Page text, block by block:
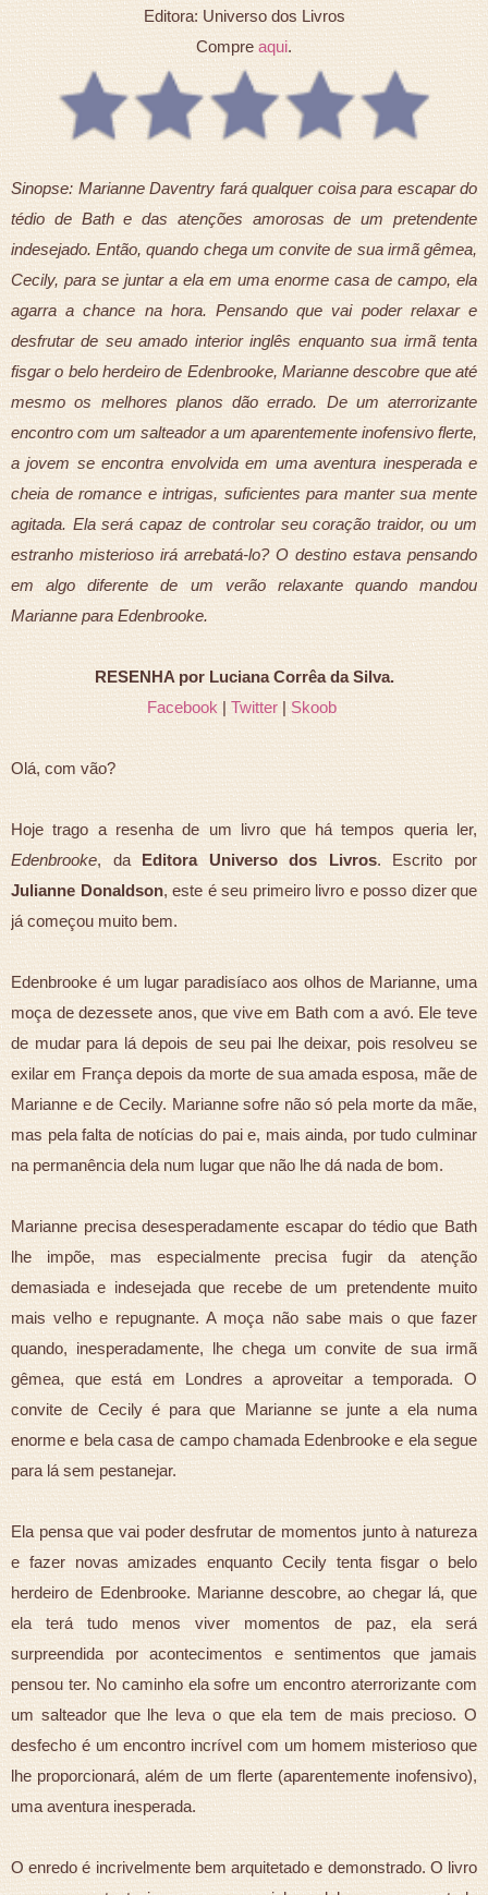
Editora: Universo dos Livros
Compre aqui.
Sinopse: Marianne Daventry fará qualquer coisa para escapar do
tédio de Bath e das atenções amorosas de um pretendente
indesejado. Então, quando chega um convite de sua irmã gêmea,
Cecily, para se juntar a ela em uma enorme casa de campo, ela
agarra a chance na hora. Pensando que vai poder relaxar e
desfrutar de seu amado interior inglês enquanto sua irmã tenta
fisgar o belo herdeiro de Edenbrooke, Marianne descobre que até
mesmo os melhores planos dão errado. De um aterrorizante
encontro com um salteador a um aparentemente inofensivo flerte,
a jovem se encontra envolvida em uma aventura inesperada e
cheia de romance e intrigas, suficientes para manter sua mente
agitada. Ela será capaz de controlar seu coração traidor, ou um
estranho misterioso irá arrebatá-lo? O destino estava pensando
em algo diferente de um verão relaxante quando mandou
Marianne para Edenbrooke.
RESENHA por Luciana Corrêa da Silva.
Facebook| Twitter |Skoob
Olá, com vão?
Hoje trago a resenha de um livro que há tempos queria ler,
Edenbrooke, daEditora Universo dos Livros. Escrito por
Julianne Donaldson, este é seu primeiro livro e posso dizer que
já começou muito bem.
Edenbrooke é um lugar paradisíaco aos olhos de Marianne, uma
moça de dezessete anos, que vive em Bath com a avó. Ele teve
de mudar para lá depois de seu pai lhe deixar, pois resolveu se
exilar em França depois da morte de sua amada esposa, mãe de
Marianne e de Cecily. Marianne sofre não só pela morte da mãe,
mas pela falta de notícias do pai e, mais ainda, por tudo culminar
na permanência dela num lugar que não lhe dá nada de bom.
Marianne precisa desesperadamente escapar do tédio que Bath
lhe impõe, mas especialmente precisa fugir da atenção
demasiada e indesejada que recebe de um pretendente muito
mais velho e repugnante. A moça não sabe mais o que fazer
quando, inesperadamente, lhe chega um convite de sua irmã
gêmea, que está em Londres a aproveitar a temporada. O
convite de Cecily é para que Marianne se junte a ela numa
enorme e bela casa de campo chamada Edenbrooke e ela segue
para lá sem pestanejar.
Ela pensa que vai poder desfrutar de momentos junto à natureza
e fazer novas amizades enquanto Cecily tenta fisgar o belo
herdeiro de Edenbrooke. Marianne descobre, ao chegar lá, que
ela terá tudo menos viver momentos de paz, ela será
surpreendida por acontecimentos e sentimentos que jamais
pensou ter. No caminho ela sofre um encontro aterrorizante com
um salteador que lhe leva o que ela tem de mais precioso. O
desfecho é um encontro incrível com um homem misterioso que
lhe proporcionará, além de um flerte (aparentemente inofensivo),
uma aventura inesperada.
O enredo é incrivelmente bem arquitetado e demonstrado. O livro